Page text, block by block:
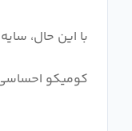
با این حال،
کومیکو